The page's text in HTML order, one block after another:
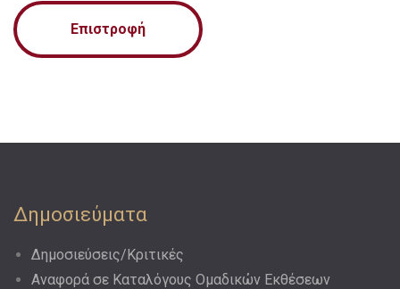
Επιστροφή
Δημοσιεύματα
Δημοσιεύσεις/Κριτικές
Αναφορά σε Kαταλόγους Oμαδικών Eκθέσεων